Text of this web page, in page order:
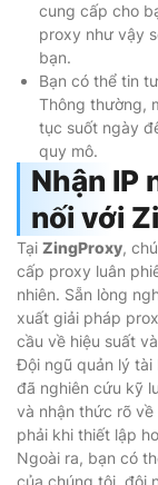
cung cấp cho
proxy như vậy
bạn.
Bạn có thể tin
Thông thường,
tục suốt ngày
quy mô.
Nhận IP
nối với
Tại ZingProxy,
cấp proxy luân
nhiên. Sẵn lòng
xuất giải pháp
cầu về hiệu suất
Đội ngũ quản lý tài
đã nghiên cứu kỹ
và nhận thức rõ
phải khi thiết lập
Ngoài ra, bạn có